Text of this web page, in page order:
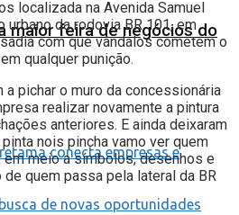
maior feira de negócios do
localizada na Avenida Samuel
urbano da rodovia BR 101, em
com que vândalos cometem o
qualquer punição.
pichar o muro da concessionária
realizar novamente a pintura
anteriores. E ainda deixaram
nois pincha vamo ver quem
em meio a símbolos, desenhos e
quem passa pela lateral da BR